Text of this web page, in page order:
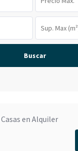
Buscar
en Alquiler